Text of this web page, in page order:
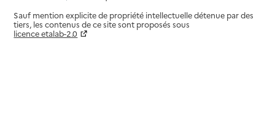
Sauf mention explicite de propriété intellectuelle détenue par des
tiers, les contenus de ce site sont proposés sous
licence etalab-2.0